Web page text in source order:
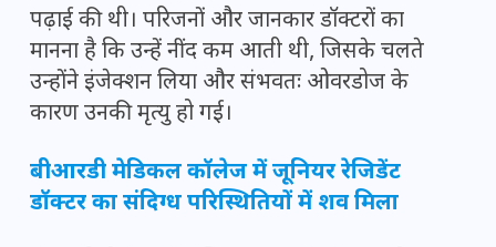
पढ़ाई की थी। परिजनों और जानकार डॉक्टरों का
मानना है कि उन्हें नींद कम आती थी, जिसके चलते
उन्होंने इंजेक्शन लिया और संभवतः ओवरडोज के
कारण उनकी मृत्यु हो गई।
बीआरडी मेडिकल कॉलेज में जूनियर रेजिडेंट
डॉक्टर का संदिग्ध परिस्थितियों में शव मिला